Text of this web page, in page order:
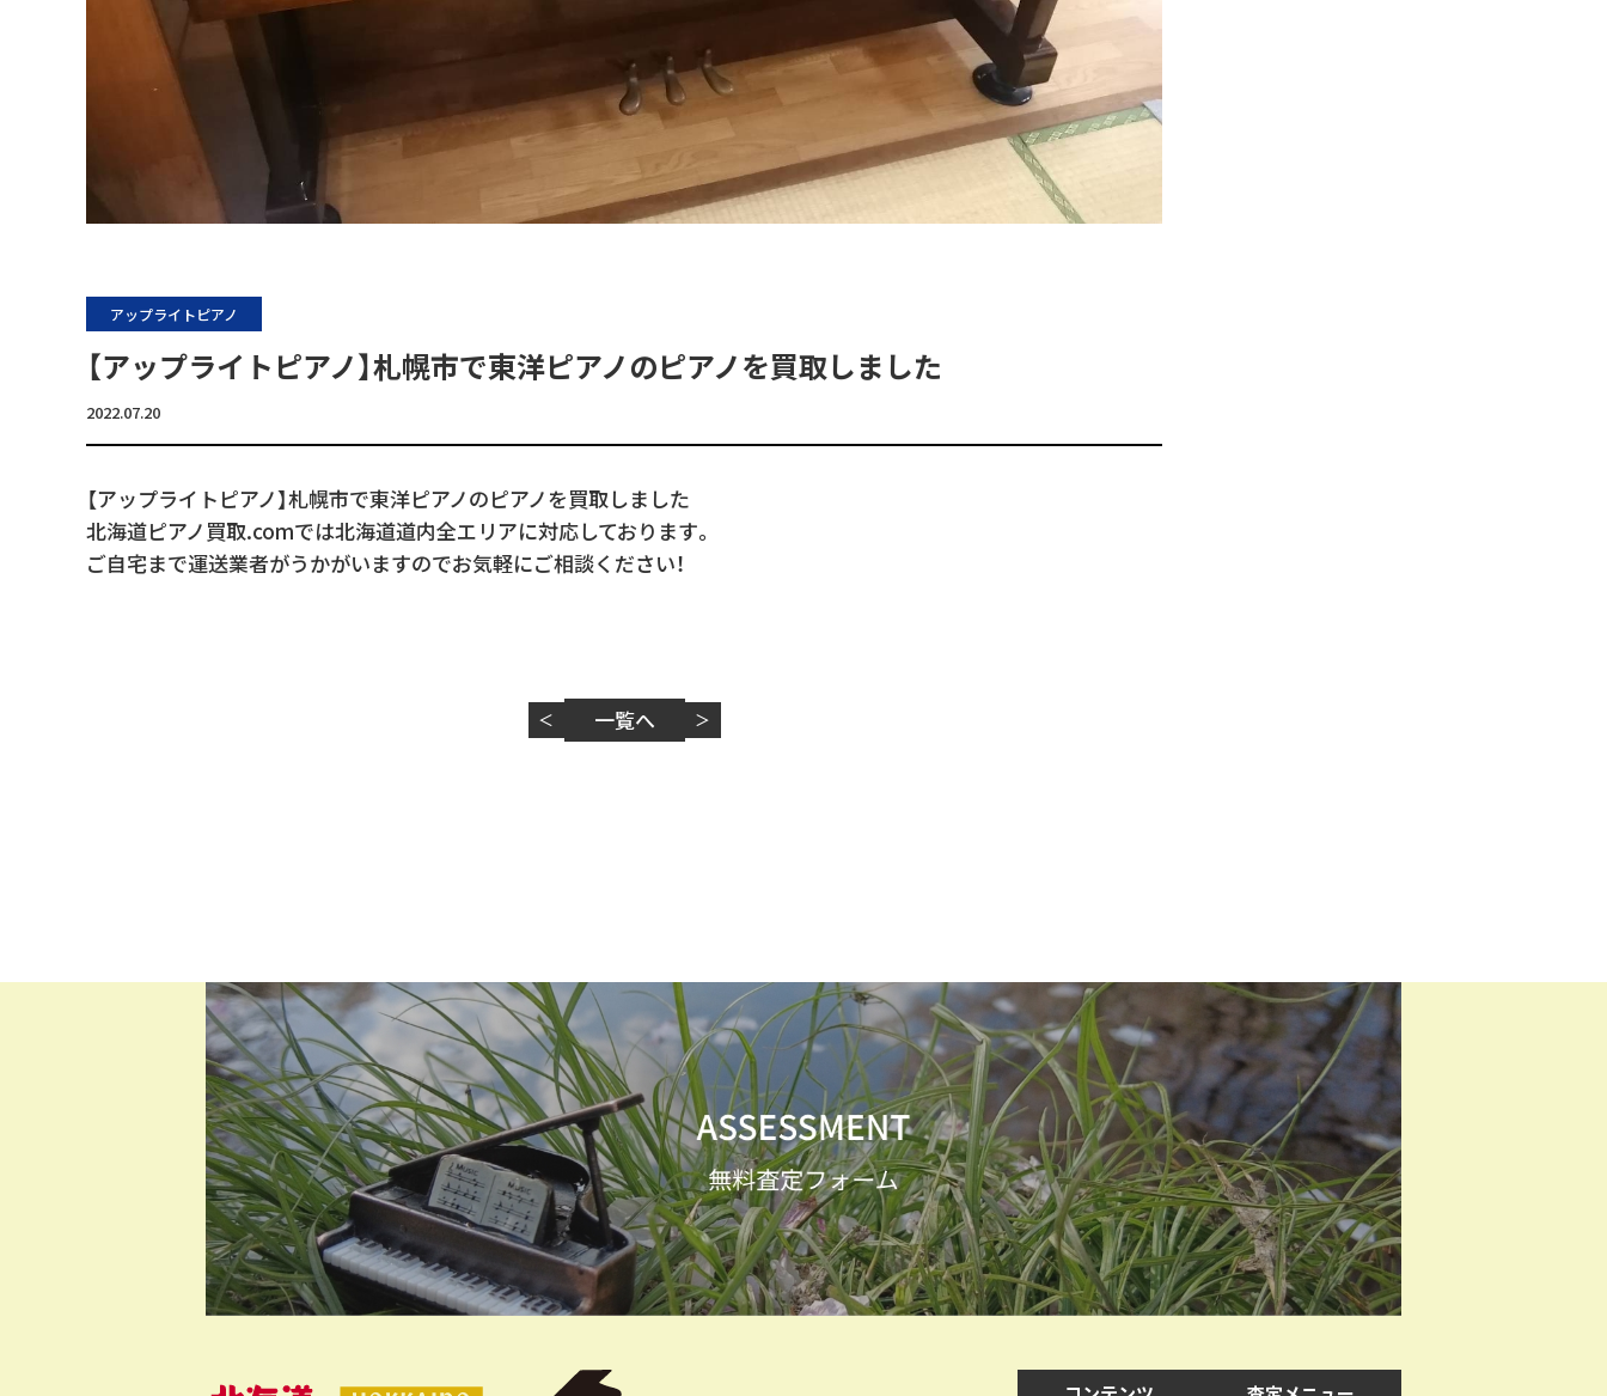
アップライトピアノ
【アップライトピアノ】札幌市で東洋ピアノのピアノを買取しました
2022.07.20
【アップライトピアノ】札幌市で東洋ピアノのピアノを買取しました
北海道ピアノ買取.comでは北海道道内全エリアに対応しております。
ご自宅まで運送業者がうかがいますのでお気軽にご相談ください！
＜ 一覧へ ＞